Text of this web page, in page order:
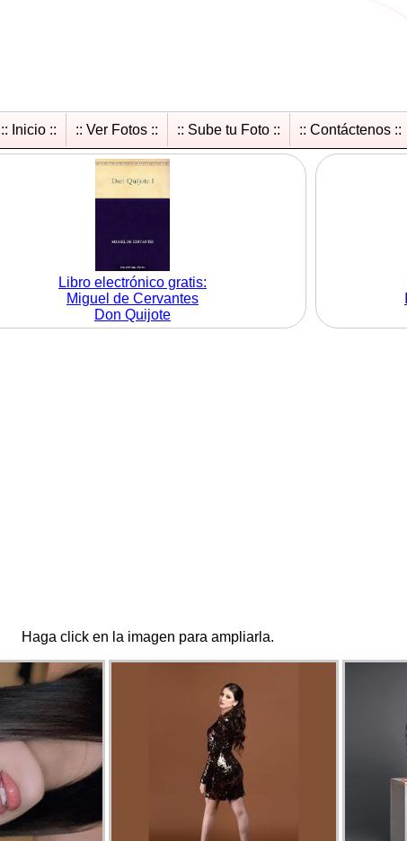
:: Inicio :: :: Ver Fotos :: :: Sube tu Foto ::
:: Contáctenos ::
Libro electrónico gratis:
Miguel de Cervantes
Don Quijote
Haga click en la imagen para ampliarla.